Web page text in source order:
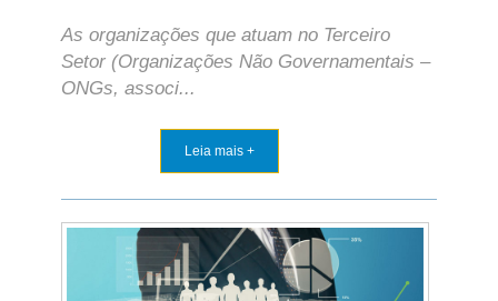
As organizações que atuam no Terceiro
Setor (Organizações Não Governamentais –
ONGs, associ...
Leia mais +